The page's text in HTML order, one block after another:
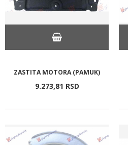
ZASTITA MOTORA (PAMUK)
9.273,81 RSD